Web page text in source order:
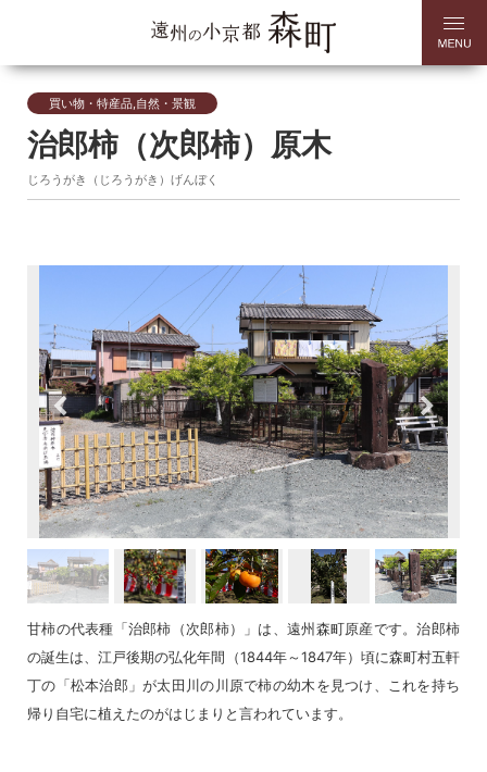
買い物・特産品,自然・景観
治郎柿（次郎柿）原木
じろうがき（じろうがき）げんぼく
甘柿の代表種「治郎柿（次郎柿）」は、遠州森町原産です。治郎柿
の誕生は、江戸後期の弘化年間（1844年～1847年）頃に森町村五軒
丁の「松本治郎」が太田川の川原で柿の幼木を見つけ、これを持ち
帰り自宅に植えたのがはじまりと言われています。